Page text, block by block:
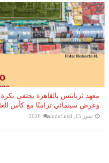
معهد ثربانتس بالقاهرة يحتفي
وعرض سينمائي تزامنًا مع كأس
تموز 15, 2026 undefined